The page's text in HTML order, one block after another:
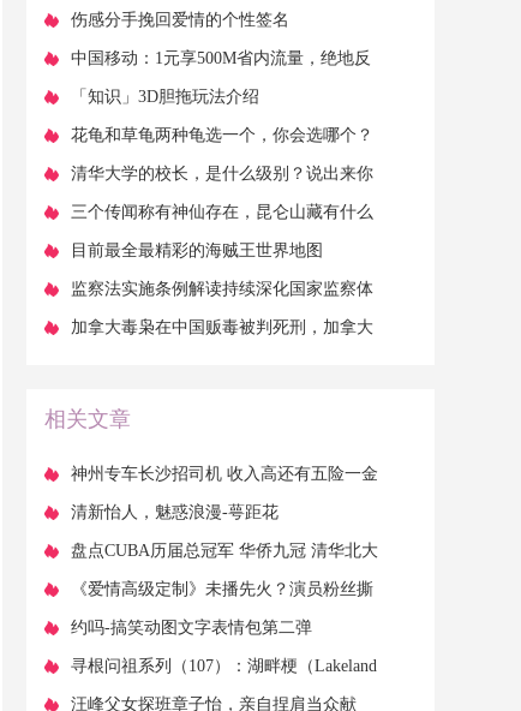
​伤感分手挽回爱情的个性签名
​中国移动：1元享500M省内流量，绝地反
击联通、电信！
​「知识」3D胆拖玩法介绍
​花龟和草龟两种龟选一个，你会选哪个？
​清华大学的校长，是什么级别？说出来你
可能不敢信！
​三个传闻称有神仙存在，昆仑山藏有什么
秘密？
​目前最全最精彩的海贼王世界地图
​监察法实施条例解读持续深化国家监察体
制改革 规范和正确行使国家监察权
​加拿大毒枭在中国贩毒被判死刑，加拿大
相关文章
​神州专车长沙招司机 收入高还有五险一金
​清新怡人，魅惑浪漫-萼距花
​盘点CUBA历届总冠军 华侨九冠 清华北大
各四次！广工历史首冠！
​《爱情高级定制》未播先火？演员粉丝撕
番惹争议，原著作者发飚了
​约吗-搞笑动图文字表情包第二弹
​寻根问祖系列（107）：湖畔梗（Lakeland
Terrier）
​汪峰父女探班章子怡，亲自捏肩当众献